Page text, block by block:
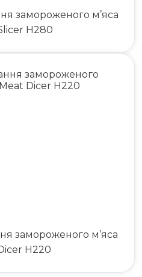
замороженого м’яса
H280
замороженого м’яса
H220